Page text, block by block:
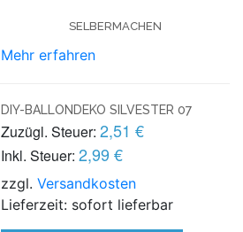
SELBERMACHEN
Mehr erfahren
DIY-BALLONDEKO SILVESTER 07
Zuzügl. Steuer: 2,51 €
Inkl. Steuer: 2,99 €
zzgl.Versandkosten
Lieferzeit: sofort lieferbar